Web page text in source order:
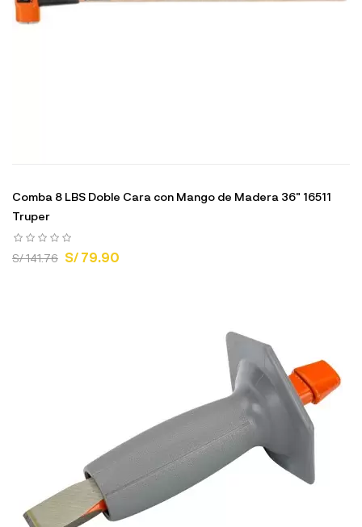
Comba 8 LBS Doble Cara con Mango de Madera 36" 16511
Truper
S/ 141.76 S/ 79.90